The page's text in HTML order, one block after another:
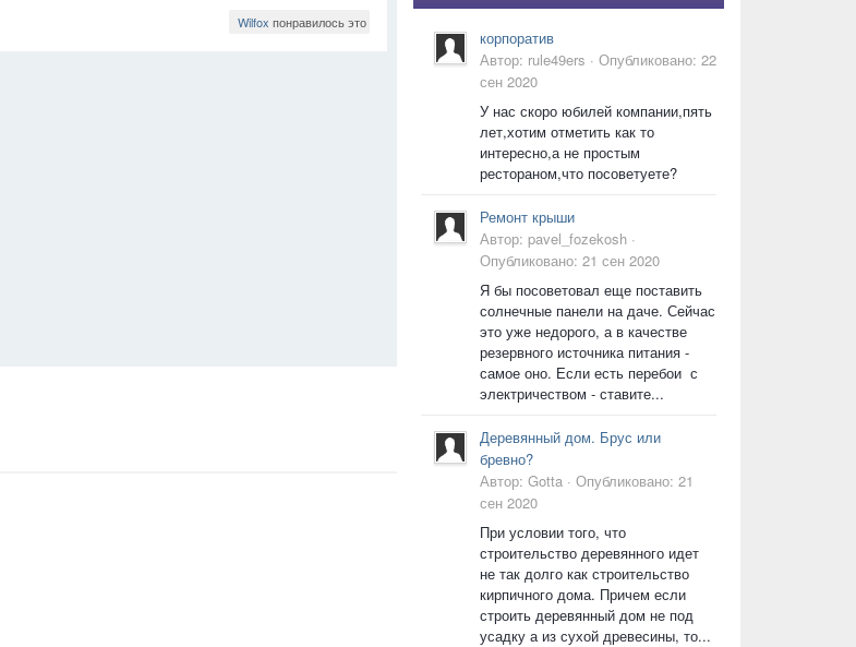
Wilfox понравилось это
корпоратив
Автор: rule49ers · Опубликовано: 22
сен 2020
У нас скоро юбилей компании,пять
лет,хотим отметить как то
интересно,а не простым
рестораном,что посоветуете?
Ремонт крыши
Автор: pavel_fozekosh ·
Опубликовано: 21 сен 2020
Я бы посоветовал еще поставить
солнечные панели на даче. Сейчас
это уже недорого, а в качестве
резервного источника питания -
самое оно. Если есть перебои с
электричеством - ставите...
Деревянный дом. Брус или
бревно?
Автор: Gotta · Опубликовано: 21
сен 2020
При условии того, что
строительство деревянного идет
не так долго как строительство
кирпичного дома. Причем если
строить деревянный дом не под
усадку а из сухой древесины, то...